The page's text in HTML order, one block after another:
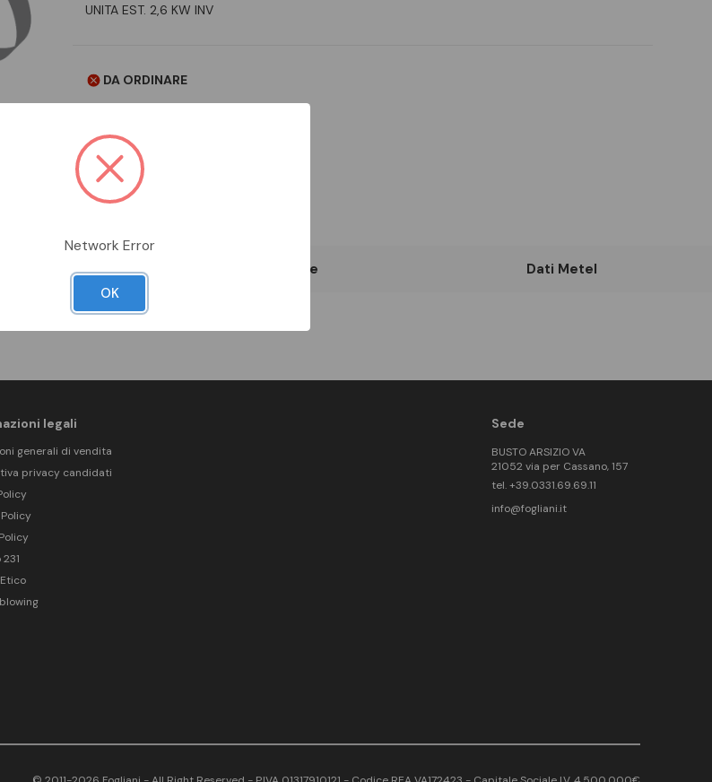
UNITA EST. 2,6 KW INV
DA ORDINARE
Aggiungi alla comparazione
Documentazione Dati Metel
legali
generali di vendita
privacy candidati
Sede
BUSTO ARSIZIO VA
21052 via per Cassano, 157
tel. +39.0331.69.69.11
info@fogliani.it
Network Error
OK